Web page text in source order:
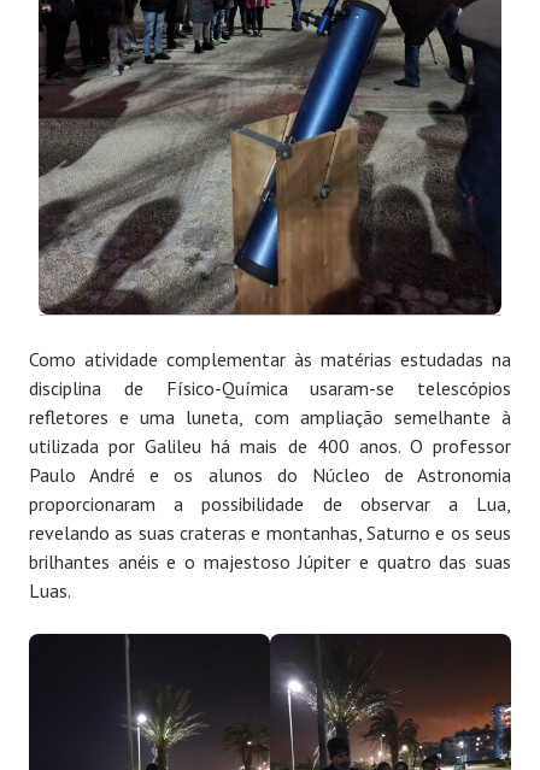
Como atividade complementar às matérias estudadas na
disciplina de Físico-Química usaram-se telescópios
refletores e uma luneta, com ampliação semelhante à
utilizada por Galileu há mais de 400 anos. O professor
Paulo André e os alunos do Núcleo de Astronomia
proporcionaram a possibilidade de observar a Lua,
revelando as suas crateras e montanhas, Saturno e os seus
brilhantes anéis e o majestoso Júpiter e quatro das suas
Luas.